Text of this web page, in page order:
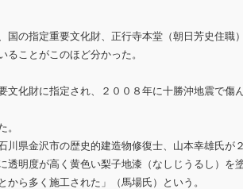
の指定重要文化財、正行寺本堂（朝日芳史住職
ことがこのほど分かった。
化財に指定され、２００８年に十勝沖地震で傷
。
県金沢市の歴史的建造物修復士、山本幸雄氏が
明度が高く黄色い梨子地漆（なしじうるし）を
ら多く施工された」（馬場氏）という。